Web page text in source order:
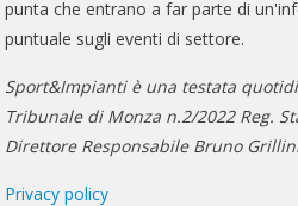
punta che entrano a far parte di
puntuale sugli eventi di settore.
Sport&Impianti è una testata
Tribunale di Monza n.2/2022 Reg.
Direttore Responsabile Bruno
Privacy policy